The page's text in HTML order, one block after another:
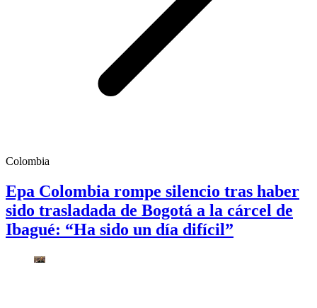
Colombia
Epa Colombia rompe silencio tras haber
sido trasladada de Bogotá a la cárcel de
Ibagué: “Ha sido un día difícil”